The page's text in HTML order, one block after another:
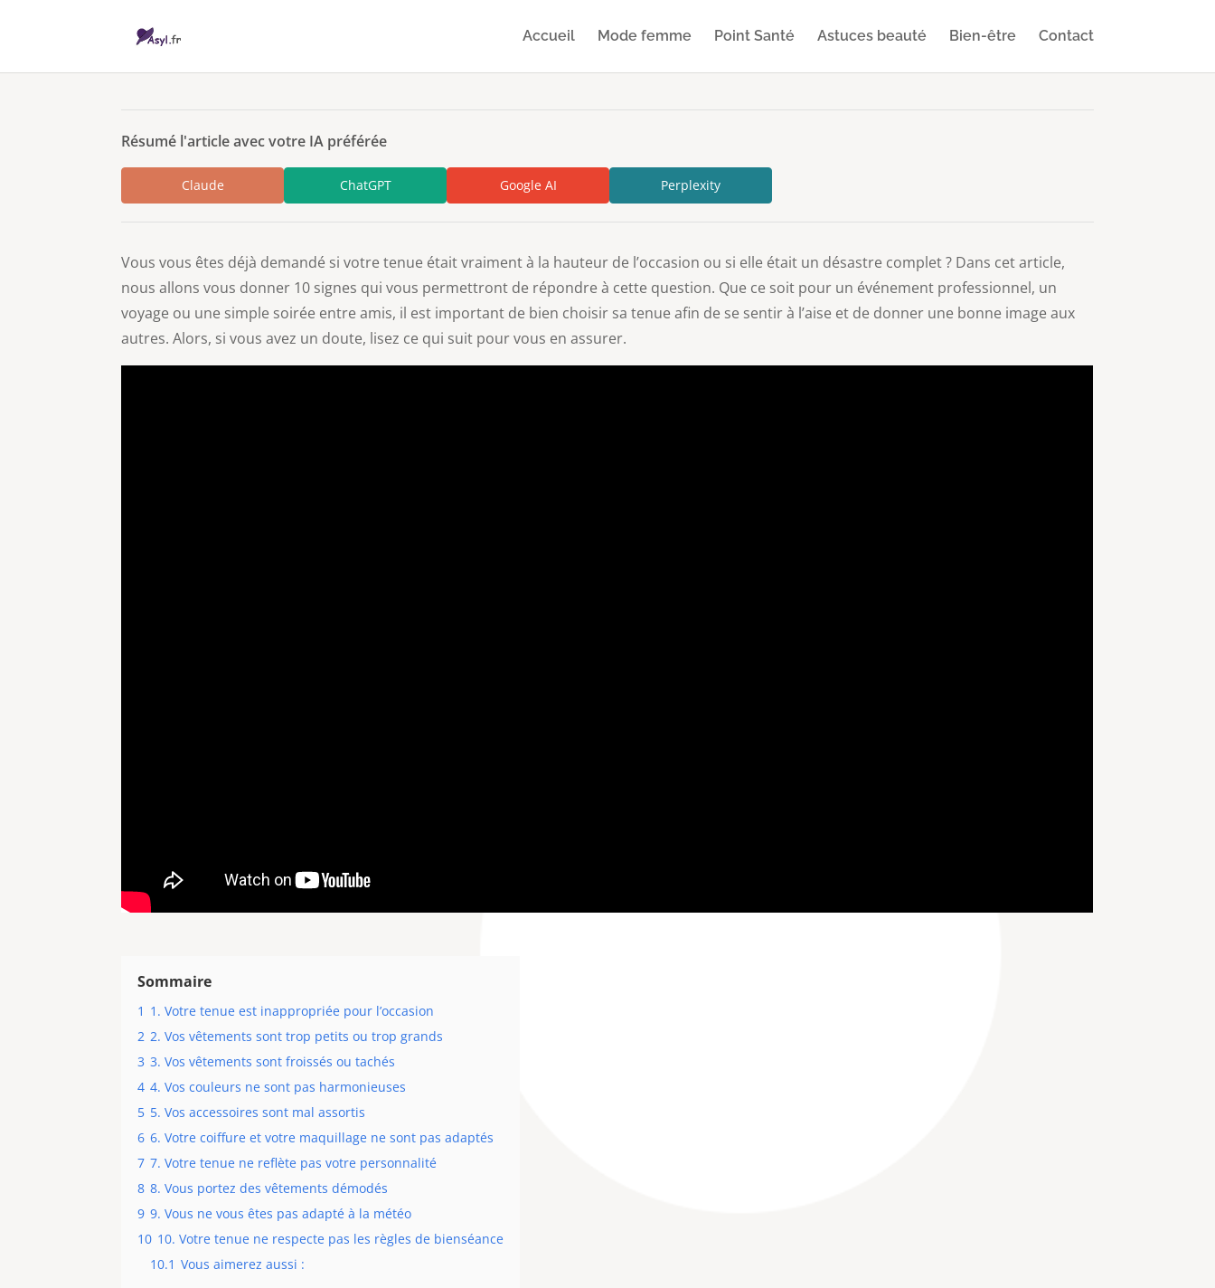
Accueil Mode femme Point Santé Astuces beauté Bien-être Contact
Résumé l'article avec votre IA préférée
Claude ChatGPT Google AI Perplexity
Vous vous êtes déjà demandé si votre tenue était vraiment à la hauteur de l’occasion ou si elle était un désastre complet ? Dans cet article,
nous allons vous donner 10 signes qui vous permettront de répondre à cette question. Que ce soit pour un événement professionnel, un
voyage ou une simple soirée entre amis, il est important de bien choisir sa tenue afin de se sentir à l’aise et de donner une bonne image aux
autres. Alors, si vous avez un doute, lisez ce qui suit pour vous en assurer.
Sommaire
1 1. Votre tenue est inappropriée pour l’occasion
2 2. Vos vêtements sont trop petits ou trop grands
3 3. Vos vêtements sont froissés ou tachés
4 4. Vos couleurs ne sont pas harmonieuses
5 5. Vos accessoires sont mal assortis
6 6. Votre coiffure et votre maquillage ne sont pas adaptés
7 7. Votre tenue ne reflète pas votre personnalité
8 8. Vous portez des vêtements démodés
9 9. Vous ne vous êtes pas adapté à la météo
10 10. Votre tenue ne respecte pas les règles de bienséance
10.1 Vous aimerez aussi :